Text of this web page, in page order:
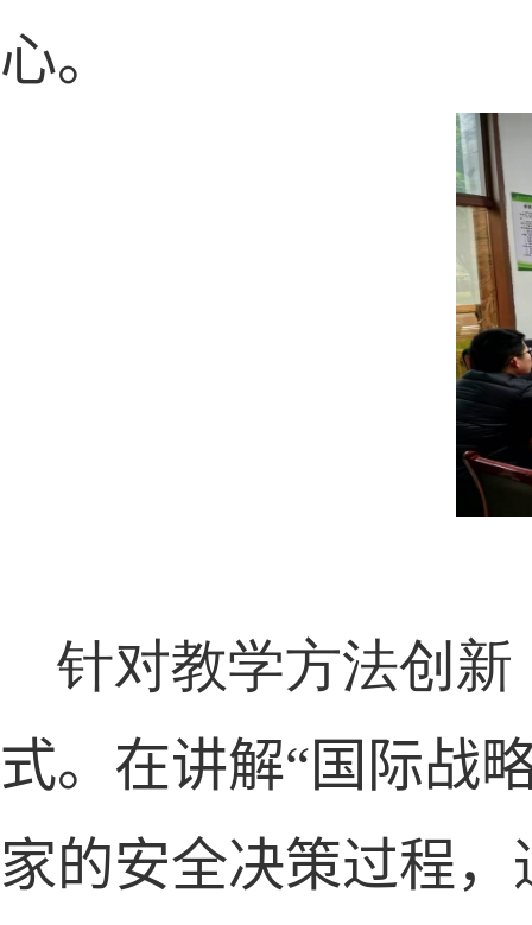
心。
针对教学方法创新
式。在讲解“国际战
家的安全决策过程